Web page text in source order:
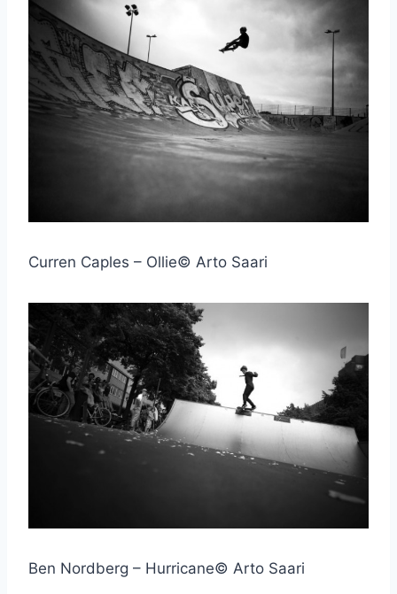
Curren Caples – Ollie© Arto Saari
Ben Nordberg – Hurricane© Arto Saari